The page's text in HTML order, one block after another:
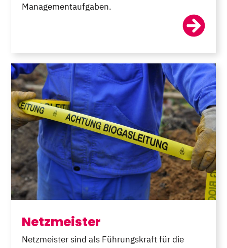
Managementaufgaben.
Netzmeister
Netzmeister sind als Führungskraft für die